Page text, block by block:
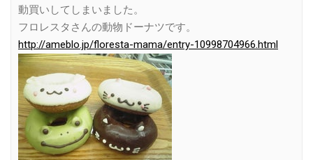
動買いしてしまいました。
フロレスタさんの動物ドーナツです。
http://ameblo.jp/floresta-mama/entry-10998704966.html